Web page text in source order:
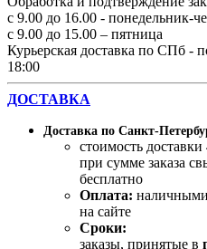
с 9.00 до 16.00 - понедельник-
с 9.00 до 15.00 – пятница
Курьерская доставка по СПб -
18:00
ДОСТАВКА
Доставка по Санкт-
стоимость доставки
при сумме заказа
бесплатно
Оплата:
на сайте
Сроки:
заказы, принятые в